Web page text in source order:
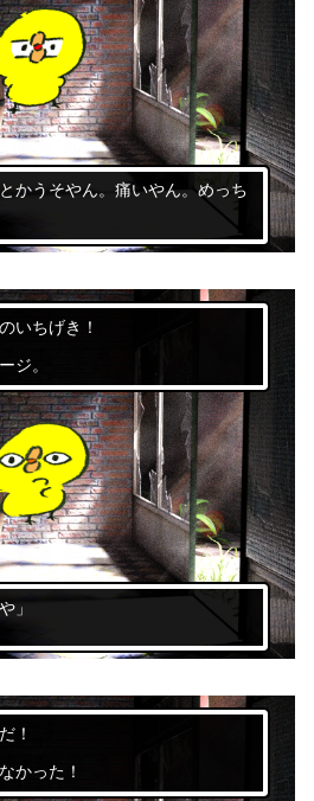
かうそやん。痛いやん。めっち
いちげき！
ジ。
」
！
かった！